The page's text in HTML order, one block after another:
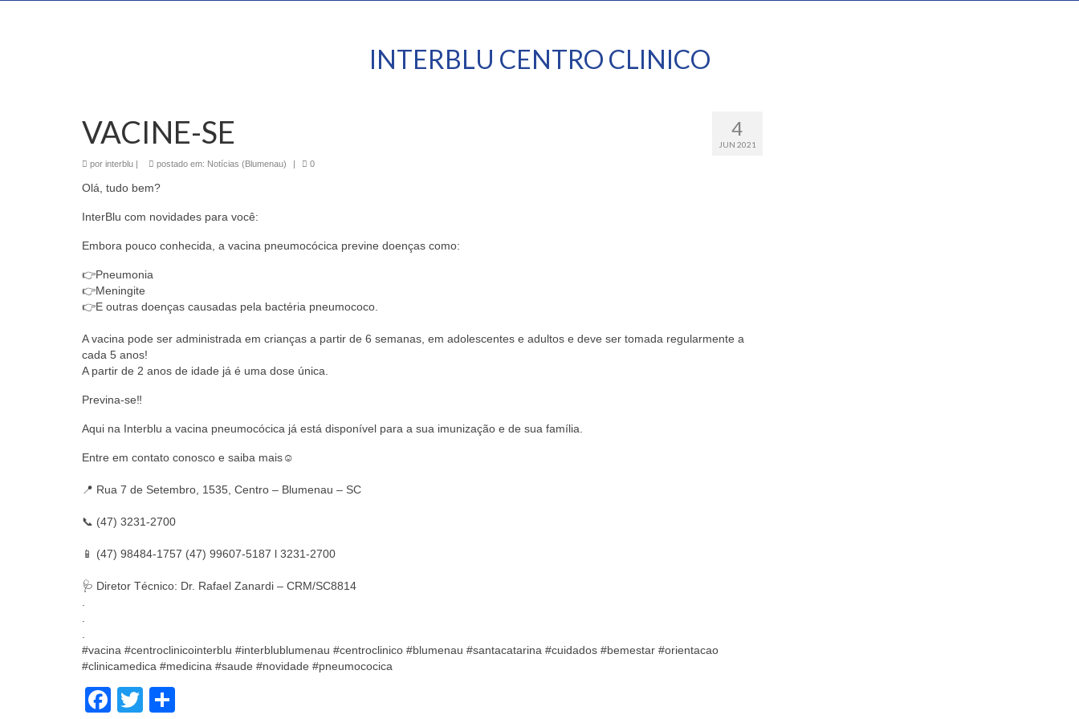
INTERBLU CENTRO CLINICO
4
JUN 2021
VACINE-SE
por interblu | postado em: Notícias (Blumenau) | 0
Olá, tudo bem?
InterBlu com novidades para você:
Embora pouco conhecida, a vacina pneumocócica previne doenças como:
👉Pneumonia
👉Meningite
👉E outras doenças causadas pela bactéria pneumococo.
A vacina pode ser administrada em crianças a partir de 6 semanas, em adolescentes e adultos e deve ser tomada regularmente a
cada 5 anos!
A partir de 2 anos de idade já é uma dose única.
Previna-se‼️
Aqui na Interblu a vacina pneumocócica já está disponível para a sua imunização e de sua família.
Entre em contato conosco e saiba mais☺️⠀⠀⠀⠀⠀
📍 Rua 7 de Setembro, 1535, Centro – Blumenau – SC⠀⠀⠀⠀⠀⠀⠀⠀⠀⠀⠀
📞 (47) 3231-2700⠀⠀⠀⠀⠀⠀⠀⠀⠀⠀⠀
📱 (47) 98484-1757 (47) 99607-5187 l 3231-2700⠀⠀⠀⠀
🩺 Diretor Técnico: Dr. Rafael Zanardi – CRM/SC8814⠀⠀⠀
#vacina #centroclinicointerblu #interblublumenau #centroclinico #blumenau #santacatarina #cuidados #bemestar #orientacao
#clinicamedica #medicina #saude #novidade #pneumococica
Facebook
Twitter